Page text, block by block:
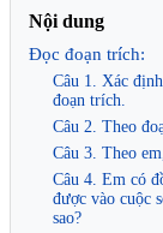
Nội dung
Đọc đoạn trích:
Câu 1. Xác
đoạn trích.
Câu 2. Theo
Câu 3. Theo
Câu 4. Em có
được vào cuộc
sao?